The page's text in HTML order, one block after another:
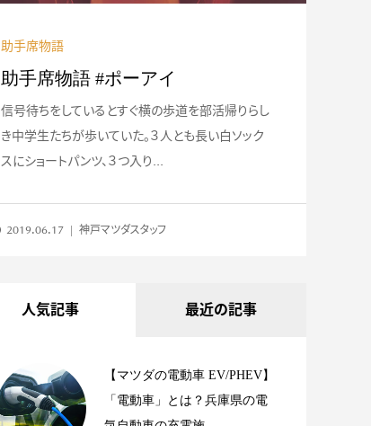
助手席物語
助手席物語 #ポーアイ
信号待ちをしているとすぐ横の歩道を部活帰りらし
き中学生たちが歩いていた。３人とも長い白ソック
スにショートパンツ、３つ入り...
2019.06.17 神戸マツダスタッフ
人気記事 最近の記事
【マツダの電動車 EV/PHEV】
「電動車」とは？兵庫県の電